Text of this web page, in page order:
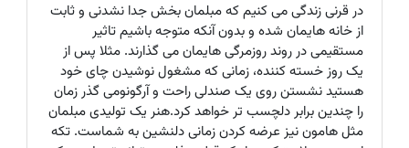
در قرنی زندگی می کنیم که مبلمان بخش جدا نشدنی و ثابت
از خانه هایمان شده و بدون آنکه متوجه باشیم تاثیر
مستقیمی در روند روزمرگی هایمان می گذارند. مثلا پس از
یک روز خسته کننده، زمانی که مشغول نوشیدن چای خود
هستید نشستن روی یک صندلی راحت و آرگونومی گذر زمان
را چندین برابر دلچسب تر خواهد کرد.هنر یک تولیدی مبلمان
مثل هامون نیز عرضه کردن زمانی دلنشین به شماست. تکه